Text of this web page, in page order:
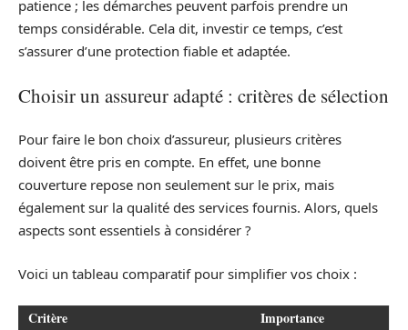
patience ; les démarches peuvent parfois prendre un
temps considérable. Cela dit, investir ce temps, c’est
s’assurer d’une protection fiable et adaptée.
Choisir un assureur adapté : critères de sélection
Pour faire le bon choix d’assureur, plusieurs critères
doivent être pris en compte. En effet, une bonne
couverture repose non seulement sur le prix, mais
également sur la qualité des services fournis. Alors, quels
aspects sont essentiels à considérer ?
Voici un tableau comparatif pour simplifier vos choix :
Critère Importance